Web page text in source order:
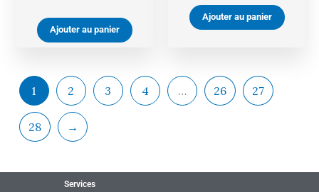
Ajouter au panier
Ajouter au panier
1 2 3 4 … 26 27
28 →
Services